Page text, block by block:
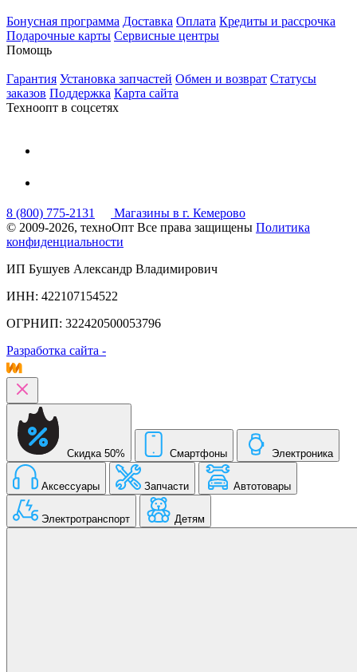
Бонусная программа Доставка Оплата Кредиты и рассрочка
Подарочные карты Сервисные центры
Помощь
Гарантия Установка запчастей Обмен и возврат Статусы
заказов Поддержка Карта сайта
Техноопт в соцсетях
8 (800) 775-2131
Магазины в г. Кемерово
© 2009-2026, техноОпт Все права защищены Политика
конфиденциальности
ИП Бушуев Александр Владимирович
ИНН: 422107154522
ОГРНИП: 322420500053796
Разработка сайта -
Скидка 50% Смартфоны Электроника
Аксессуары Запчасти Автотовары
Электротранспорт Детям